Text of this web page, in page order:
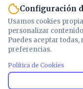
Noticias y
inversión y
Configuración
Usamos cookies
personalizar
Puedes aceptar
preferencias.
Política de Cookies